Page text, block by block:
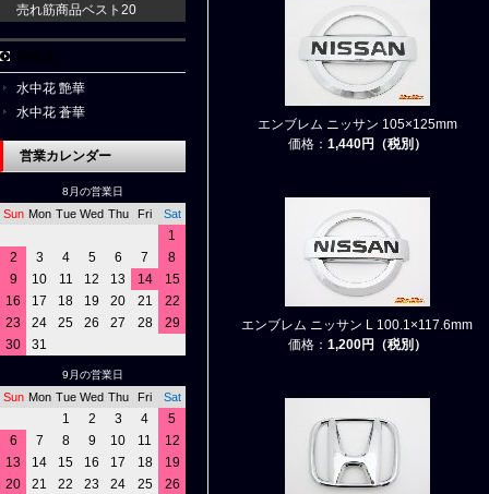
エンブレム ニッサン 105×125mm
価格： 1,440円（税別）
エンブレム ニッサン L 100.1×117.6mm
価格： 1,200円（税別）
売れ筋商品ベスト20
水中花 艶華
水中花 蒼華
営業カレンダー
8月の営業日
Sun Mon Tue Wed Thu Fri Sat
1
2
3 4 5 6 7
8
9
10 11 12 13 14
15
16
17 18 19 20 21
22
23
24 25 26 27 28
29
30
31
9月の営業日
Sun Mon Tue Wed Thu Fri Sat
1 2 3 4
5
6
7 8 9 10 11
12
13
14 15 16 17 18
19
20
21 22 23 24 25
26